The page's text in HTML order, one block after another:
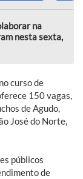
na
nesta sexta,
curso de
150 vagas,
de Agudo,
José do Norte,
públicos
de